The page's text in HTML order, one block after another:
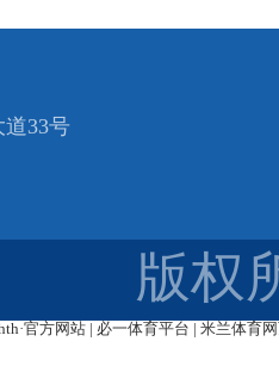
33号
版权
官方网站 | 必一体育平台 | 米兰体育